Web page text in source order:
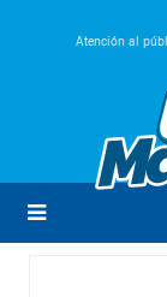
Atención al
